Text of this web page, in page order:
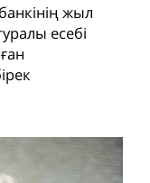
жыл
есебі